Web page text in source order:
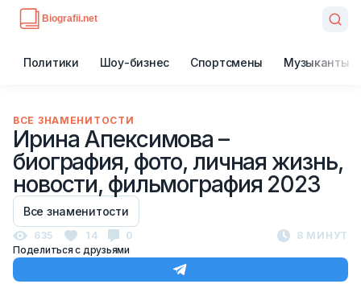
Политики Шоу-бизнес Спортсмены Музыканты
ВСЕ ЗНАМЕНИТОСТИ
Ирина Апексимова –
биография, фото, личная жизнь,
новости, фильмография 2023
Все знаменитости
635 14 0
8 МИНУТ
Поделиться с друзьями